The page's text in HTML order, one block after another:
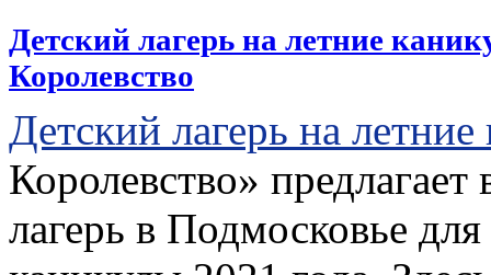
Детский лагерь на летние
Королевство
Детский лагерь на
Королевство»
лагерь в Подмосковье